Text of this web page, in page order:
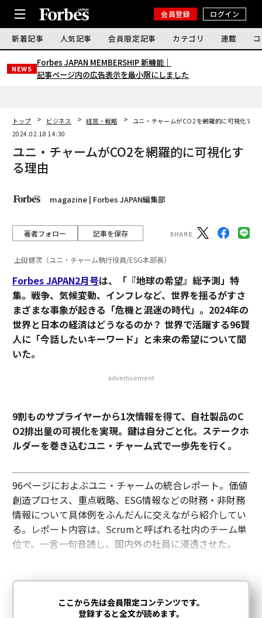
会員登録 ログイン
新着記事 人気記事 会員限定記事 カテゴリ 連載
NEWS
Forbes JAPAN MEMBERSHIP 新機能｜
記事ページ内の広告表示を最小限にしました
トップ ビジネス 経営・戦略
ユニ・チャームがCO2を網羅的に可視化する
2024.02.18 14:30
ユニ・チャームがCO2を網羅的に可視化す
る理由
magazine | Forbes JAPAN編集部
著者フォロー 記事を保存
上田健次（ユニ・チャーム執行役員/ESG本部長）
Forbes JAPAN2月号は、「『地球の希望』総予測」特
集。戦争、気候変動、インフレなど、世界を揺るがすさ
まざまな事象が起きる「危機と混迷の時代」。2024年の
世界と日本の経済はどうなるのか？ 世界で活躍する96賢
人に「今話したいキーワード」と未来の希望について聞
いた。
advertisement
9割ものサプライヤーから1次情報を得て、自社製品のC
O2排出量の可視化を実現。鍵は自分ごと化。ステークホ
ルダーを巻き込むユニ・チャーム式で一歩先を行く。
96ページにおよぶユニ・チャームの統合レポート。価値
創造プロセス、重点戦略、ESG情報などの財務・非財務
情報について具体例をふんだんに交えながら紹介してい
る。レポート内容は、Scrumと呼ばれる社内のチーム単
位で、一言一句音読し、国内外の社員に浸透させた。